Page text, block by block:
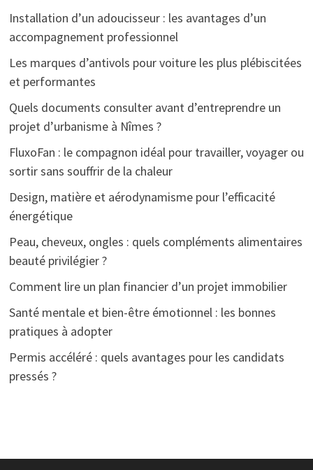
Installation d’un adoucisseur : les avantages d’un
accompagnement professionnel
Les marques d’antivols pour voiture les plus plébiscitées
et performantes
Quels documents consulter avant d’entreprendre un
projet d’urbanisme à Nîmes ?
FluxoFan : le compagnon idéal pour travailler, voyager ou
sortir sans souffrir de la chaleur
Design, matière et aérodynamisme pour l’efficacité
énergétique
Peau, cheveux, ongles : quels compléments alimentaires
beauté privilégier ?
Comment lire un plan financier d’un projet immobilier
Santé mentale et bien-être émotionnel : les bonnes
pratiques à adopter
Permis accéléré : quels avantages pour les candidats
pressés ?